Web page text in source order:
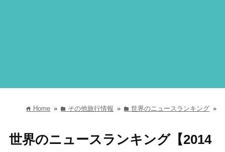
home Home » folder その他旅行情報 » folder世界のニュースランキング »
世界のニュースランキング【2014